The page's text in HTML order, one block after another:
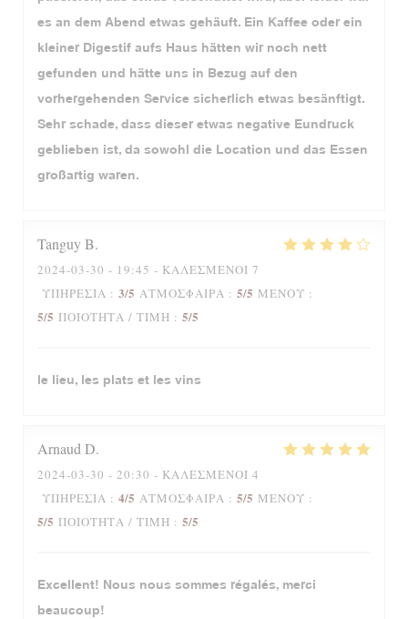
es an dem Abend etwas gehäuft. Ein Kaffee oder ein
kleiner Digestif aufs Haus hätten wir noch nett
gefunden und hätte uns in Bezug auf den
vorhergehenden Service sicherlich etwas besänftigt.
Sehr schade, dass dieser etwas negative Eundruck
geblieben ist, da sowohl die Location und das Essen
großartig waren.
TanguyB
2024-03-30 - 19:45 - ΚΑΛΕΣΜΈΝΟΙ 7
ΥΠΗΡΕΣΊΑ : 3/5 ΑΤΜΌΣΦΑΙΡΑ : 5/5 ΜΕΝΟΎ :
5/5 ΠΟΙΌΤΗΤΑ / ΤΙΜΉ : 5/5
le lieu, les plats et les vins
ArnaudD
2024-03-30 - 20:30 - ΚΑΛΕΣΜΈΝΟΙ 4
ΥΠΗΡΕΣΊΑ : 4/5 ΑΤΜΌΣΦΑΙΡΑ : 5/5 ΜΕΝΟΎ :
5/5 ΠΟΙΌΤΗΤΑ / ΤΙΜΉ : 5/5
Excellent! Nous nous sommes régalés, merci
beaucoup!